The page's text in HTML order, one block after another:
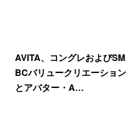
AVITA、コングレおよびSM
BCバリュークリエーション
とアバター・A…